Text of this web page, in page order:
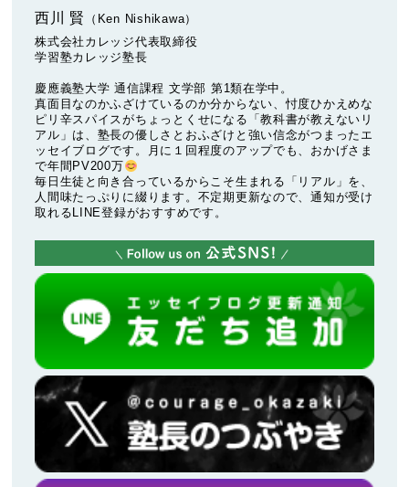
西川 賢
（Ken Nishikawa）
株式会社カレッジ代表取締役
学習塾カレッジ塾長
慶應義塾大学 通信課程 文学部 第1類在学中。
真面目なのかふざけているのか分からない、忖度ひかえめな
ピリ辛スパイスがちょっとくせになる「教科書が教えないリ
アル」は、塾長の優しさとおふざけと強い信念がつまったエ
ッセイブログです。月に１回程度のアップでも、おかげさま
で年間PV200万
毎日生徒と向き合っているからこそ生まれる「リアル」を、
人間味たっぷりに綴ります。不定期更新なので、通知が受け
取れるLINE登録がおすすめです。